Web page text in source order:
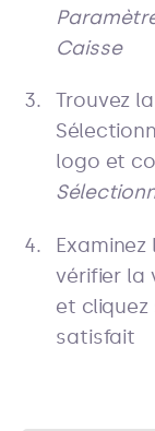
Caisse
Trouvez
logo et
vérifier la
et cliquez
satisfait